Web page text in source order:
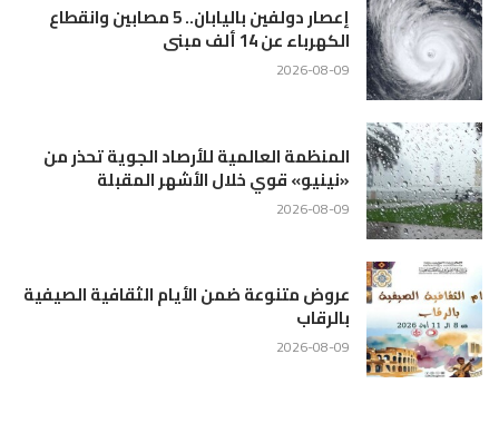
إعصار دولفين باليابان.. 5 مصابين وانقطاع
الكهرباء عن 14 ألف مبنى
2026-08-09
المنظمة العالمية للأرصاد الجوية تحذر من
«نينيو» قوي خلال الأشهر المقبلة
2026-08-09
عروض متنوعة ضمن الأيام الثقافية الصيفية
بالرقاب
2026-08-09